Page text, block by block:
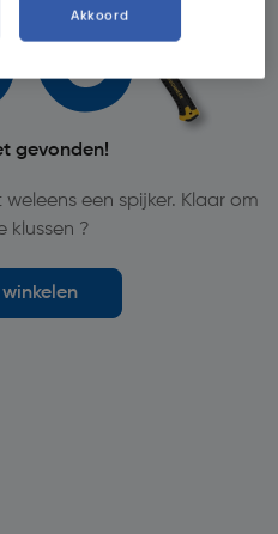
gevonden!
een spijker. Klaar om
klussen ?
Akkoord